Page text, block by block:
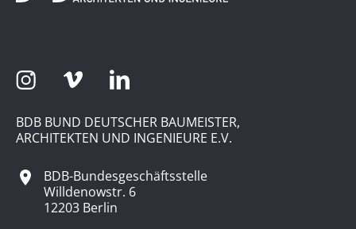
BDB BUND DEUTSCHER BAUMEISTER,
ARCHITEKTEN UND INGENIEURE E.V.
BDB-Bundesgeschäftsstelle
Willdenowstr. 6
12203 Berlin